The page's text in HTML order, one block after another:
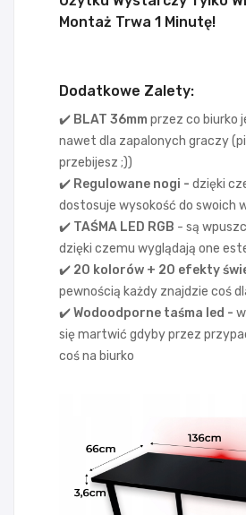
Montaż Trwa 1 Minutę!
Dodatkowe Zalety:
✔️ BLAT 36mm przez co biurko
nawet dla zapalonych graczy
przebijesz ;))
✔️ Regulowane nogi - dzięki
dostosuje wysokość do swoich
✔️ TAŚMA LED RGB - są
dzięki czemu wyglądają one
✔️ 20 kolorów + 20 efekty
pewnością każdy znajdzie coś
✔️ Wodoodporne taśma led -
się martwić gdyby przez
coś na biurko